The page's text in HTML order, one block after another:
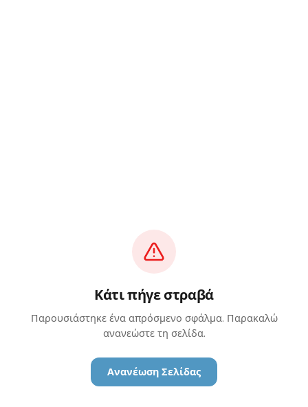
Κάτι πήγε στραβά
Παρουσιάστηκε ένα απρόσμενο σφάλμα. Παρακαλώ
ανανεώστε τη σελίδα.
Ανανέωση Σελίδας